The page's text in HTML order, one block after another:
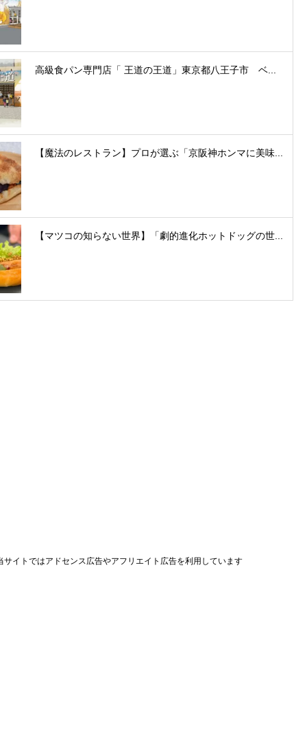
高級食パン専門店「 王道の王道」東京都八王子市 ベ...
【魔法のレストラン】プロが選ぶ「京阪神ホンマに美味...
【マツコの知らない世界】「劇的進化ホットドッグの世...
サイトではアドセンス広告やアフリエイト広告を利用しています